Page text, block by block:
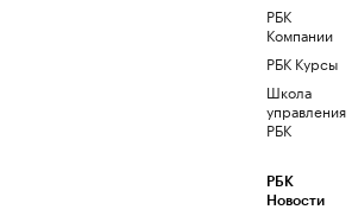
РБК
Компании
РБК Курсы
Школа
управления
РБК
РБК
Новости